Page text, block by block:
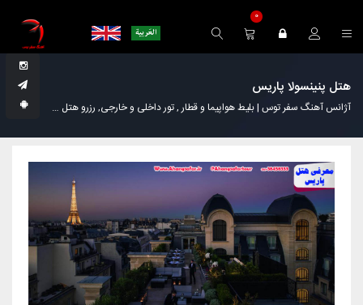
0
هتل پنینسولا پاریس
آژانس آهنگ سفر توس | بلیط هواپیما و قطار , تور داخلی و خارجی, رزرو هتل مجله